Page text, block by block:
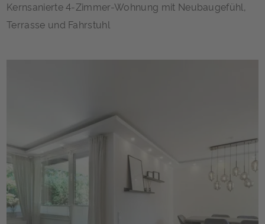
Kernsanierte 4-Zimmer-Wohnung mit Neubaugefühl,
Terrasse und Fahrstuhl